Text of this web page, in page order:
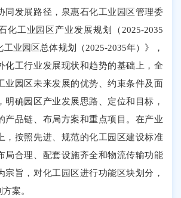
同发展路径，泉惠石化工业园区管理委
化工业园区产业发展规划（2025-2035
业园区总体规划（2025-2035年）》，
化工行业发展现状和趋势的基础上，全
业园区未来发展的优势、约束条件及面
明确园区产业发展思路、定位和目标，
产品链、布局方案和重点项目。在产业
，按照先进、规范的化工园区建设标准
局合理、配套设施齐全和物流传输功能
宗旨，对化工园区进行功能区块划分，
案。